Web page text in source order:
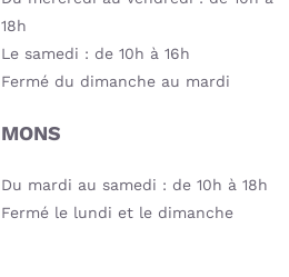
18h
Le samedi : de 10h à 16h
Fermé du dimanche au mardi
MONS
Du mardi au samedi : de 10h à 18h
Fermé le lundi et le dimanche